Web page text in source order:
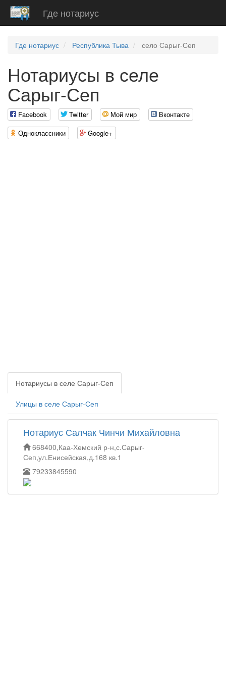
Где нотариус
Где нотариус Республика Тыва село Сарыг-Сеп
Нотариусы в селе
Сарыг-Сеп
Facebook Twitter Мой мир
Вконтакте
Одноклассники
Google+
Нотариусы в селе Сарыг-Сеп
Улицы в селе Сарыг-Сеп
Нотариус Салчак Чинчи Михайловна
668400,Каа-Хемский р-н,с.Сарыг-
Сеп,ул.Енисейская,д.168 кв.1
79233845590